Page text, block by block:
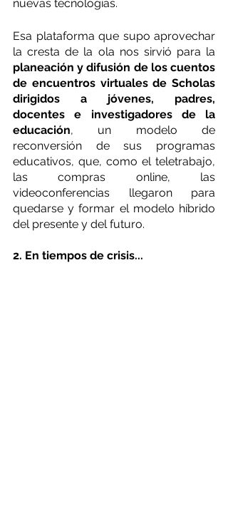
nuevas tecnologías.
Esa plataforma que supo aprovechar
planeación y difusión de los cuentos
de encuentros virtuales de Scholas
dirigidos a jóvenes, padres,
docentes e investigadores de la
educación, un modelo de
reconversión de sus programas
educativos, que, como el teletrabajo,
las compras online, las
videoconferencias llegaron para
quedarse y formar el modelo híbrido
del presente y del futuro.
2. En tiempos de crisis...